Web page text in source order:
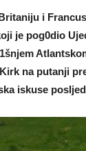
i
je pog0dio
na putanji
iskuse